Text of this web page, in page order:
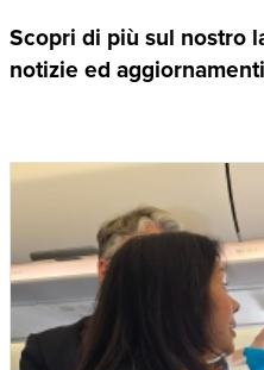
Scopri di più sul nostro
notizie ed